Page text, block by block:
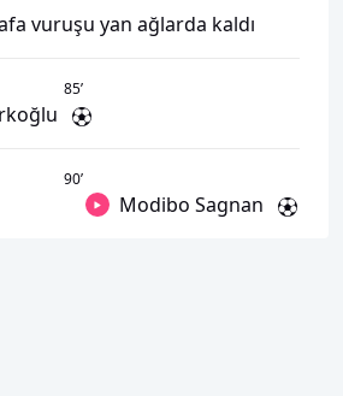
vuruşu yan ağlarda kaldı
85’
90’
Modibo Sagnan